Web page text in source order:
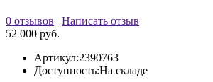
0 отзывов | Написать отзыв
52 000 руб.
Артикул:2390763
Доступность:На складе